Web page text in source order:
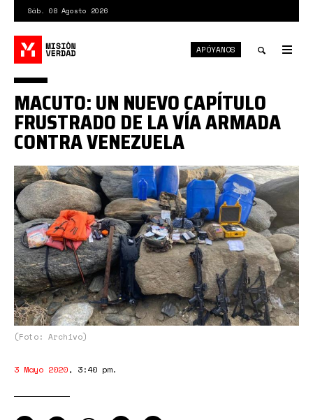
contenido
principal
Sáb. 08 Agosto 2026
search
APÓYANOS
0_x83zBTOcLS4j_kuQ.jpeg
(Foto: Archivo)
MACUTO: UN NUEVO CAPÍTULO
FRUSTRADO DE LA VÍA ARMADA
CONTRA VENEZUELA
3 Mayo 2020, 3:40 pm.